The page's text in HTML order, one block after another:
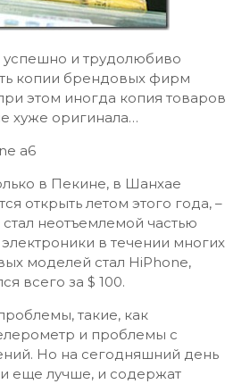
успешно и трудолюбиво
копии брендовых фирм
этом иногда копия товаров
хуже оригинала…
a6
в Пекине, в Шанхае
открыть летом этого года, –
неотъемлемой частью
в течении многих
моделей стал HiPhone,
всего за $ 100.
такие, как
и проблемы с
Но на сегодняшний день
еще лучше, и содержат